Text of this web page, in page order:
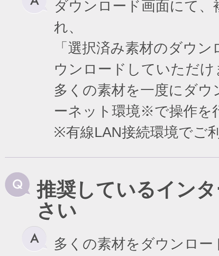
ダウンロード画面にて
れ、
「選択済み素材のダウ
ウンロードしていただけ
多くの素材を一度にダ
ーネット環境※で操作を
※有線LAN接続環境でご
推奨しているイン
さい
多くの素材をダウンロ